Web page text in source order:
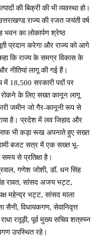
की बिक्री की भी व्यवस्था हो।
राज्य की रजत जयंती वर्ष
का लोकार्पण श्रेष्ठ
प्रदान करेगा और राज्य को आगे
कि राज्य के समग्र विकास के
नीतियां लागू की गई हैं।
में 18,500 सरकारी पदों पर
रोकने के लिए सख्त कानून लागू
जमीन जो गैर-कानूनी रूप से
है। प्रदेश में लव जिहाद और
भी कड़ा रूख अपनाते हुए सख्त
बजट सत्र में एक सख्त भू-
से प्रतिक्षा है।
गणेश जोशी, डॉ. धन सिंह
रावत, सांसद अजय भट्ट,
महेन्द्र भट्ट, सांसद माला
सैनी, विधायकगण, सेवानिवृत्त
रतूड़ी, पूर्व मुख्य सचिव शत्रुघ्न
उपस्थित रहे।